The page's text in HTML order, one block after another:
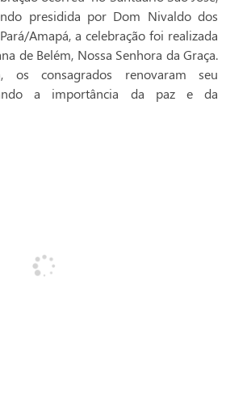
presidida por Dom Nivaldo dos
Amapá, a celebração foi realizada
de Belém, Nossa Senhora da Graça.
os consagrados renovaram seu
a importância da paz e da